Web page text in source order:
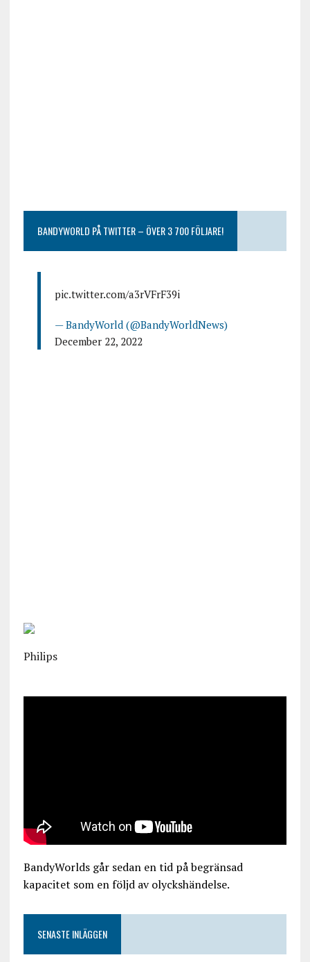
BANDYWORLD PÅ TWITTER – ÖVER 3 700 FÖLJARE!
pic.twitter.com/a3rVFrF39i
— BandyWorld (@BandyWorldNews)
December 22, 2022
Philips
BandyWorlds går sedan en tid på begränsad
kapacitet som en följd av olyckshändelse.
SENASTE INLÄGGEN